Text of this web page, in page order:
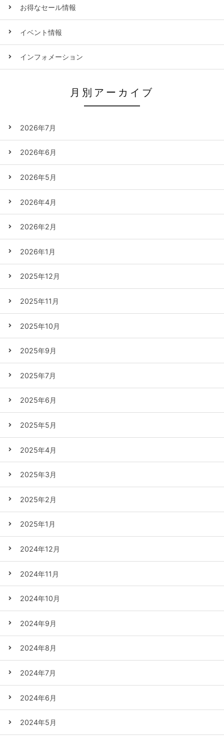
お得なセール情報
イベント情報
インフォメーション
月別アーカイブ
2026年7月
2026年6月
2026年5月
2026年4月
2026年2月
2026年1月
2025年12月
2025年11月
2025年10月
2025年9月
2025年7月
2025年6月
2025年5月
2025年4月
2025年3月
2025年2月
2025年1月
2024年12月
2024年11月
2024年10月
2024年9月
2024年8月
2024年7月
2024年6月
2024年5月